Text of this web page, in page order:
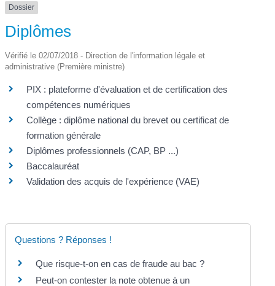
Dossier
Diplômes
Vérifié le 02/07/2018 - Direction de l'information légale et
administrative (Première ministre)
PIX : plateforme d'évaluation et de certification des
compétences numériques
Collège : diplôme national du brevet ou certificat de
formation générale
Diplômes professionnels (CAP, BP ...)
Baccalauréat
Validation des acquis de l'expérience (VAE)
Questions ? Réponses !
Que risque-t-on en cas de fraude au bac ?
Peut-on contester la note obtenue à un